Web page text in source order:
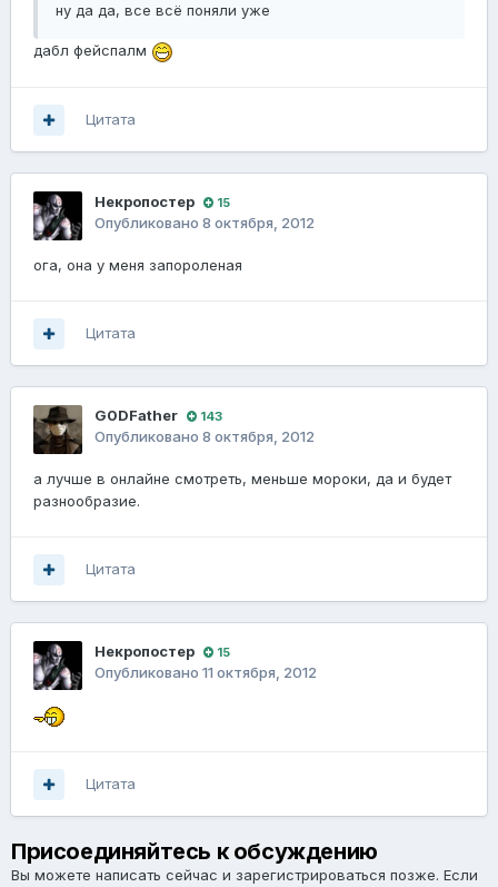
ну да да, все всё поняли уже
дабл фейспалм
Цитата
Некропостер 15
Опубликовано 8 октября, 2012
ога, она у меня запороленая
Цитата
G0DFathеr 143
Опубликовано 8 октября, 2012
а лучше в онлайне смотреть, меньше мороки, да и будет
разнообразие.
Цитата
Некропостер 15
Опубликовано 11 октября, 2012
Цитата
Присоединяйтесь к обсуждению
Вы можете написать сейчас и зарегистрироваться позже. Если